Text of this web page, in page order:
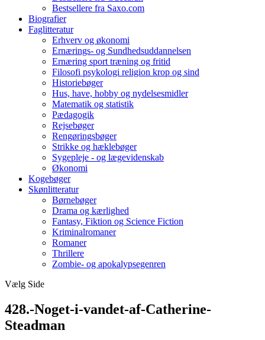
Bestsellere fra Saxo.com
Biografier
Faglitteratur
Erhverv og økonomi
Ernærings- og Sundhedsuddannelsen
Ernæring sport træning og fritid
Filosofi psykologi religion krop og sind
Historiebøger
Hus, have, hobby og nydelsesmidler
Matematik og statistik
Pædagogik
Rejsebøger
Rengøringsbøger
Strikke og hæklebøger
Sygepleje - og lægevidenskab
Økonomi
Kogebøger
Skønlitteratur
Børnebøger
Drama og kærlighed
Fantasy, Fiktion og Science Fiction
Kriminalromaner
Romaner
Thrillere
Zombie- og apokalypsegenren
Vælg Side
428.-Noget-i-vandet-af-Catherine-
Steadman